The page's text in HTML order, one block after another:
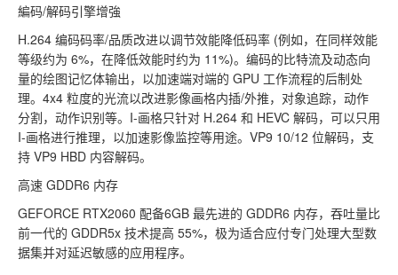
編码/解码引擎增強
H.264 编码码率/品质改进以调节效能降低码率 (例如，在同样效能
等级约为 6%，在降低效能时约为 11%)。编码的比特流及动态向
量的绘图记忆体输出，以加速端对端的 GPU 工作流程的后制处
理。4x4 粒度的光流以改进影像画格内插/外推，对象追踪，动作
分割，动作识别等。I-画格只针对 H.264 和 HEVC 解码，可以只用
I-画格进行推理，以加速影像监控等用途。VP9 10/12 位解码，支
持 VP9 HBD 内容解码。
高速 GDDR6 内存
GEFORCE RTX2060 配备6GB 最先进的 GDDR6 内存，吞吐量比
前一代的 GDDR5x 技术提高 55%，极为适合应付专门处理大型数
据集并对延迟敏感的应用程序。